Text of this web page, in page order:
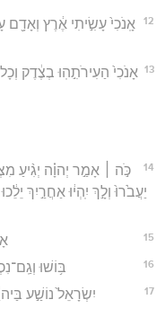
12
אָֽנֹכִי֙ עָשִׂ֣יתִי אֶ֔רֶץ וְאָדָ֖ם
13 אָנֹכִי֙ הַעִירֹתִ֣הֽוּ בְצֶ֔דֶק
14
כֹּ֣ה ׀ אָמַ֣ר יְהוָ֗ה יְגִ֨יעַ
יַעֲבֹ֙רוּ֙ וְלָ֣ךְ יִֽהְי֔וּ אַחֲרַ֣יִךְ
15
16 בּ֥וֹשׁוּ
17
יִשְׂרָאֵל֙ נוֹשַׁ֣ע